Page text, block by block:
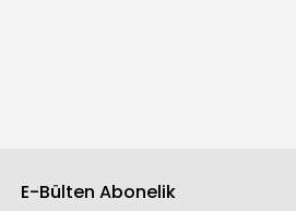
E-Bülten Abonelik